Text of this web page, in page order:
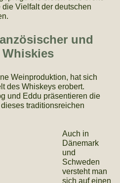
Vielfalt der deutschen
und
Weinproduktion, hat sich
des Whiskeys erobert.
und Eddu präsentieren die
traditionsreichen
Auch in
Dänemark
und
Schweden
versteht man
sich auf einen